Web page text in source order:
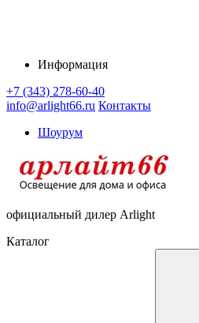
Информация
+7 (343) 278-60-40
info@arlight66.ru Контакты
Шоурум
официальный дилер Arlight
Каталог